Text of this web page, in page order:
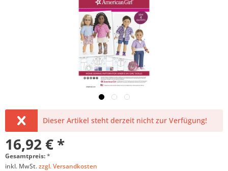
Dieser Artikel steht derzeit nicht zur Verfügung!
16,92 € *
Gesamtpreis:*
inkl. MwSt.zzgl. Versandkosten